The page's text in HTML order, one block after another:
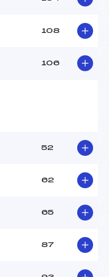
108
106
52
62
65
87